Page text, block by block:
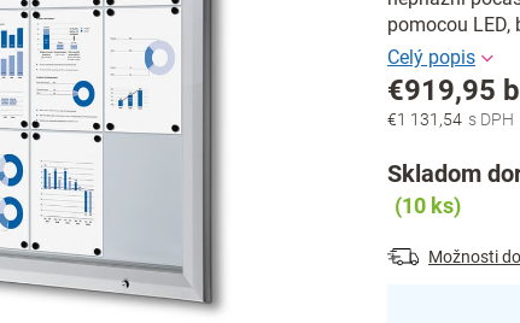
pomocou
€1 131,54
€919,95
Jednotková
Skladom
(10 ks)
Možnosti